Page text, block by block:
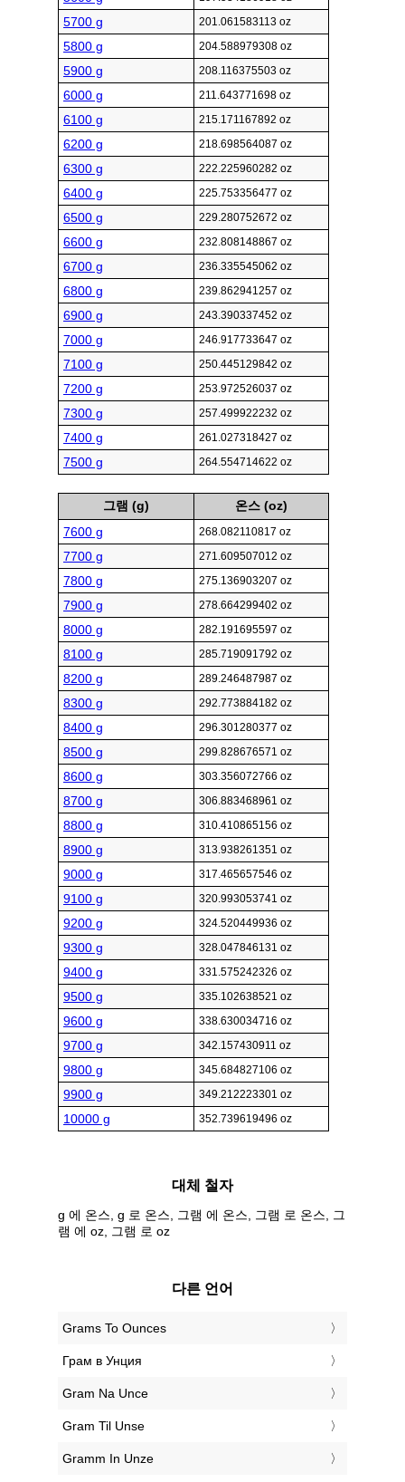
5700 g 201.061583113 oz
5800 g 204.588979308 oz
5900 g 208.116375503 oz
6000 g 211.643771698 oz
6100 g 215.171167892 oz
6200 g 218.698564087 oz
6300 g 222.225960282 oz
6400 g 225.753356477 oz
6500 g 229.280752672 oz
6600 g 232.808148867 oz
6700 g 236.335545062 oz
6800 g 239.862941257 oz
6900 g 243.390337452 oz
7000 g 246.917733647 oz
7100 g 250.445129842 oz
7200 g 253.972526037 oz
7300 g 257.499922232 oz
7400 g 261.027318427 oz
7500 g 264.554714622 oz
그램 (g)
온스 (oz)
7600 g
268.082110817 oz
7700 g 271.609507012 oz
7800 g 275.136903207 oz
7900 g 278.664299402 oz
8000 g 282.191695597 oz
8100 g 285.719091792 oz
8200 g 289.246487987 oz
8300 g 292.773884182 oz
8400 g 296.301280377 oz
8500 g 299.828676571 oz
8600 g 303.356072766 oz
8700 g 306.883468961 oz
8800 g 310.410865156 oz
8900 g 313.938261351 oz
9000 g 317.465657546 oz
9100 g 320.993053741 oz
9200 g 324.520449936 oz
9300 g 328.047846131 oz
9400 g 331.575242326 oz
9500 g 335.102638521 oz
9600 g 338.630034716 oz
9700 g 342.157430911 oz
9800 g 345.684827106 oz
9900 g 349.212223301 oz
10000 g 352.739619496 oz
대체 철자
g 에 온스, g 로 온스, 그램 에 온스, 그램 로 온스, 그
램 에 oz, 그램 로 oz
다른 언어
‎Grams To Ounces
‎Грам в Унция
‎Gram Na Unce
‎Gram Til Unse
‎Gramm In Unze